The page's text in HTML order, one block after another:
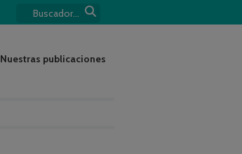
Nuestras publicaciones